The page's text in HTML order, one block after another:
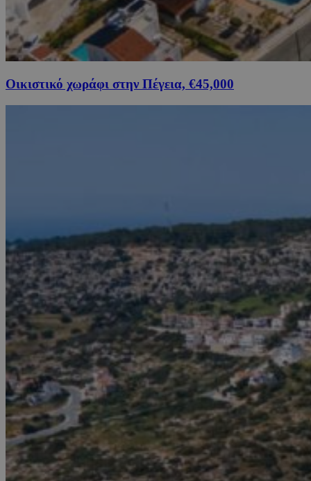
Οικιστικό χωράφι στην Πέγεια, €45,000